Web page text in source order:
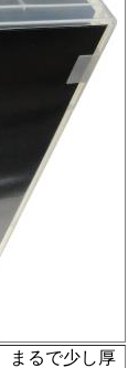
まるで少し厚